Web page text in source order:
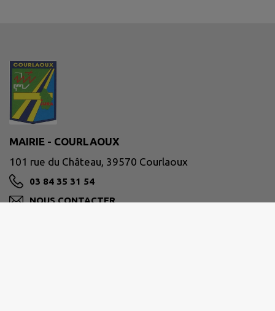
MAIRIE - COURLAOUX
101 rue du Château, 39570 Courlaoux
03 84 35 31 54
NOUS CONTACTER